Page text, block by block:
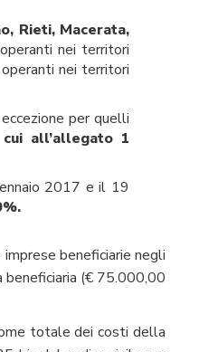
Rieti, Macerata,
nei territori
nei territori
per quelli
all’allegato 1
2017 e il 19
beneficiarie negli
(€ 75.000,00
totale dei costi della